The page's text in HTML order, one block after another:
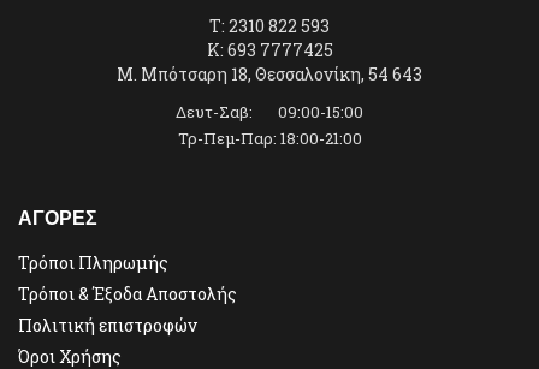
T: 2310 822 593
K: 693 7777425
Μ. Μπότσαρη 18, Θεσσαλονίκη, 54 643
Δευτ-Σαβ: 09:00-15:00
Τρ-Πεμ-Παρ: 18:00-21:00
ΑΓΟΡΕΣ
Τρόποι Πληρωμής
Τρόποι & Έξοδα Αποστολής
Πολιτική επιστροφών
Όροι Χρήσης